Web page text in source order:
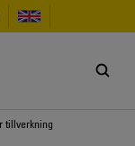
tillverkning